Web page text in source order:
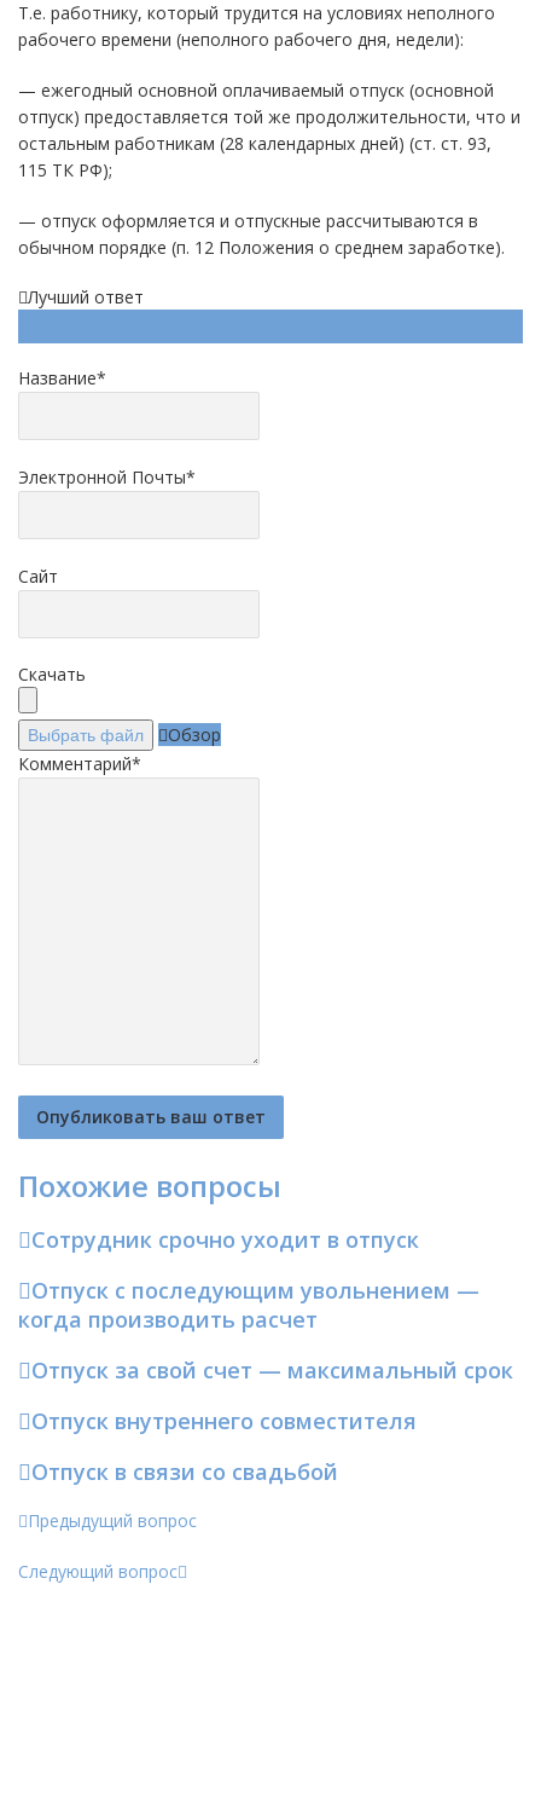
Т.е. работнику, который трудится на условиях неполного
рабочего времени (неполного рабочего дня, недели):
— ежегодный основной оплачиваемый отпуск (основной
отпуск) предоставляется той же продолжительности, что и
остальным работникам (28 календарных дней) (ст. ст. 93,
115 ТК РФ);
— отпуск оформляется и отпускные рассчитываются в
обычном порядке (п. 12 Положения о среднем заработке).
Лучший ответ
Название*
Электронной Почты*
Сайт
Скачать
Выбрать файл
Обзор
Комментарий*
Похожие вопросы
Сотрудник срочно уходит в отпуск
Отпуск с последующим увольнением —
когда производить расчет
Отпуск за свой счет — максимальный срок
Отпуск внутреннего совместителя
Отпуск в связи со свадьбой
Предыдущий вопрос
Следующий вопрос